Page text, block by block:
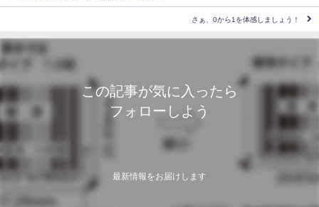
さぁ、0から1を体感しましょう！
この記事が気に入ったら
フォローしよう
最新情報をお届けします